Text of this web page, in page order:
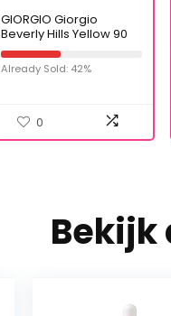
GIORGIO Giorgio
Beverly Hills Yellow 90
ml – Eau de Toilette –
Damesparfum
Already Sold: 42%
0
Bekijk